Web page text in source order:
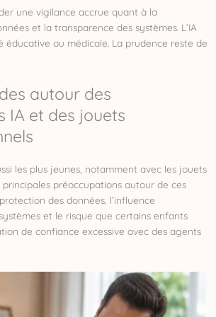
une vigilance accrue quant à la
et la transparence des systèmes. L’IA
éducative ou médicale. La prudence reste de
autour des
IA et des jouets
les plus jeunes, notamment avec les jouets
principales préoccupations autour de ces
des données, l’influence
et le risque que certains enfants
de confiance excessive avec des agents